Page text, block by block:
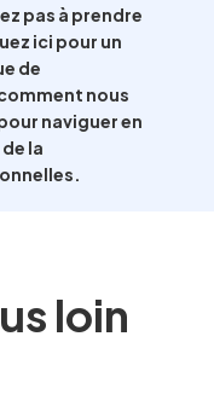
pas à prendre
ici pour un
de
nous
naviguer en
la
loin